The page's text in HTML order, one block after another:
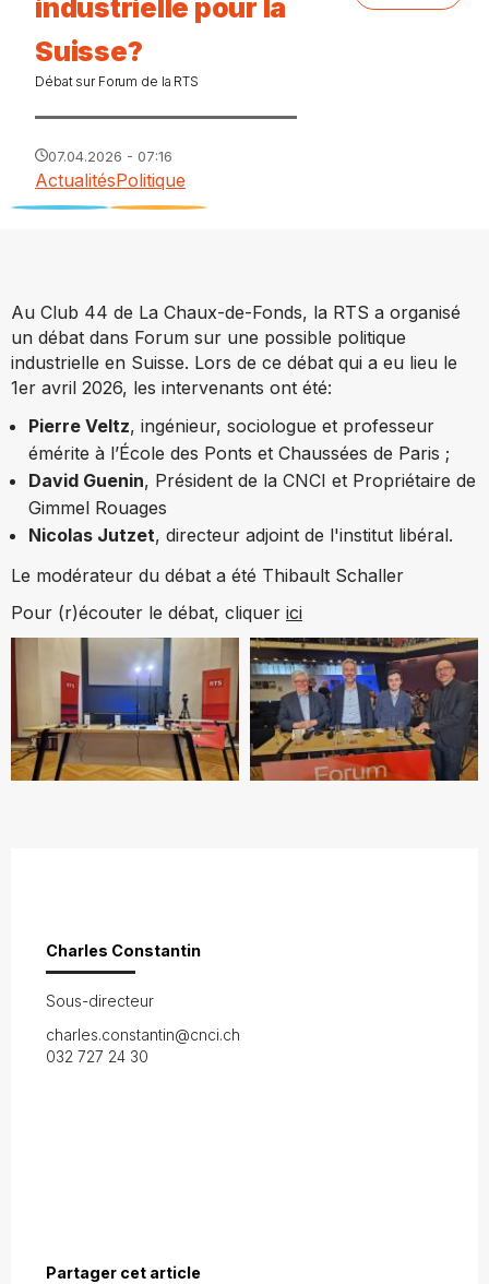
industrielle pour la
Suisse?
Débat sur Forum de la RTS
07.04.2026 - 07:16
ActualitésPolitique
Au Club 44 de La Chaux-de-Fonds, la RTS a organisé
un débat dans Forum sur une possible politique
industrielle en Suisse. Lors de ce débat qui a eu lieu le
1er avril 2026, les intervenants ont été:
Pierre Veltz, ingénieur, sociologue et professeur
émérite à l’École des Ponts et Chaussées de Paris ;
David Guenin, Président de la CNCI et Propriétaire de
Gimmel Rouages
Nicolas Jutzet, directeur adjoint de l'institut libéral.
Le modérateur du débat a été Thibault Schaller
Pour (r)écouter le débat, cliquer ici
Charles Constantin
Sous-directeur
charles.constantin@cnci.ch
032 727 24 30
Partager cet article